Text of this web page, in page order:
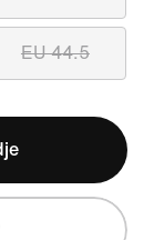
EU 44.5